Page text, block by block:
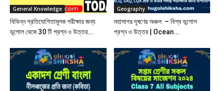
General Knowledge
বিভিন্ন প্রতিযোগিতামূলক পরীক্ষার জন্য
ভূগোল থেকে 30 টি প্রশ্ন ও উত্তর...
Geography
মহাসাগর দূষণের অঞ্চল – বিশ্ব ভূগোল
প্রশ্ন ও উত্তর | Ocean...